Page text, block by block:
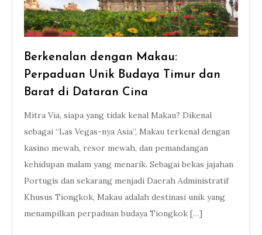
Berkenalan dengan Makau:
Perpaduan Unik Budaya Timur dan
Barat di Dataran Cina
Mitra Via, siapa yang tidak kenal Makau? Dikenal
sebagai “Las Vegas-nya Asia”, Makau terkenal dengan
kasino mewah, resor mewah, dan pemandangan
kehidupan malam yang menarik. Sebagai bekas jajahan
Portugis dan sekarang menjadi Daerah Administratif
Khusus Tiongkok, Makau adalah destinasi unik yang
menampilkan perpaduan budaya Tiongkok […]